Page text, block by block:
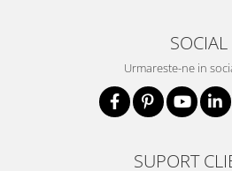
SOCIAL
Urmareste-ne in
SUPORT